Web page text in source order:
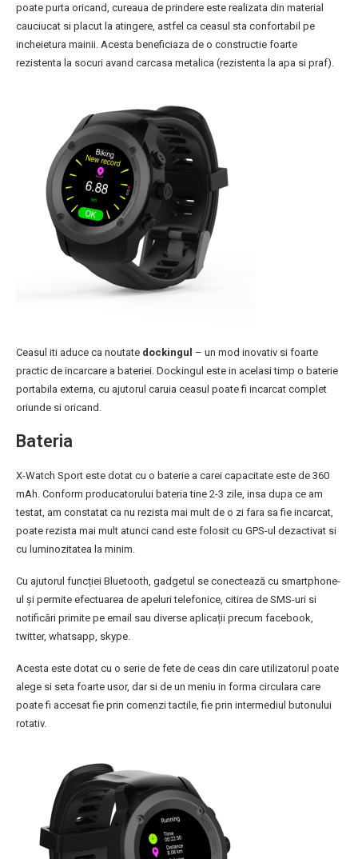
poate purta oricand, cureaua de prindere este realizata din material
cauciucat si placut la atingere, astfel ca ceasul sta confortabil pe
incheietura mainii. Acesta beneficiaza de o constructie foarte
rezistenta la socuri avand carcasa metalica (rezistenta la apa si praf).
Ceasul iti aduce ca noutate dockingul – un mod inovativ si foarte
practic de incarcare a bateriei. Dockingul este in acelasi timp o baterie
portabila externa, cu ajutorul caruia ceasul poate fi incarcat complet
oriunde si oricand.
Bateria
X-Watch Sport este dotat cu o baterie a carei capacitate este de 360
mAh. Conform producatorului bateria tine 2-3 zile, insa dupa ce am
testat, am constatat ca nu rezista mai mult de o zi fara sa fie incarcat,
poate rezista mai mult atunci cand este folosit cu GPS-ul dezactivat si
cu luminozitatea la minim.
Cu ajutorul funcției Bluetooth, gadgetul se conectează cu smartphone-
ul și permite efectuarea de apeluri telefonice, citirea de SMS-uri si
notificări primite pe email sau diverse aplicații precum facebook,
twitter, whatsapp, skype.
Acesta este dotat cu o serie de fete de ceas din care utilizatorul poate
alege si seta foarte usor, dar si de un meniu in forma circulara care
poate fi accesat fie prin comenzi tactile, fie prin intermediul butonului
rotativ.